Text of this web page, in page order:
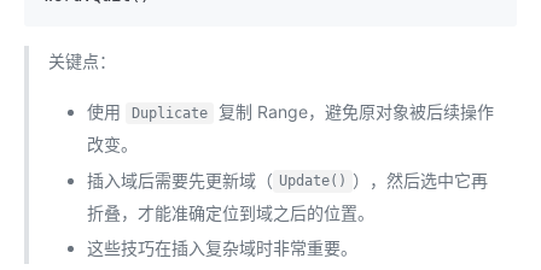
关键点：
使用 Duplicate
复制 Range，避免原对象被后续操作
改变。
插入域后需要先更新域（ Update() ），然后选中它再
折叠，才能准确定位到域之后的位置。
这些技巧在插入复杂域时非常重要。